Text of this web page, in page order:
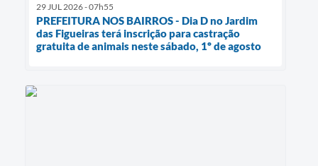
29 JUL 2026 - 07h55
PREFEITURA NOS BAIRROS - Dia D no Jardim
das Figueiras terá inscrição para castração
gratuita de animais neste sábado, 1º de agosto